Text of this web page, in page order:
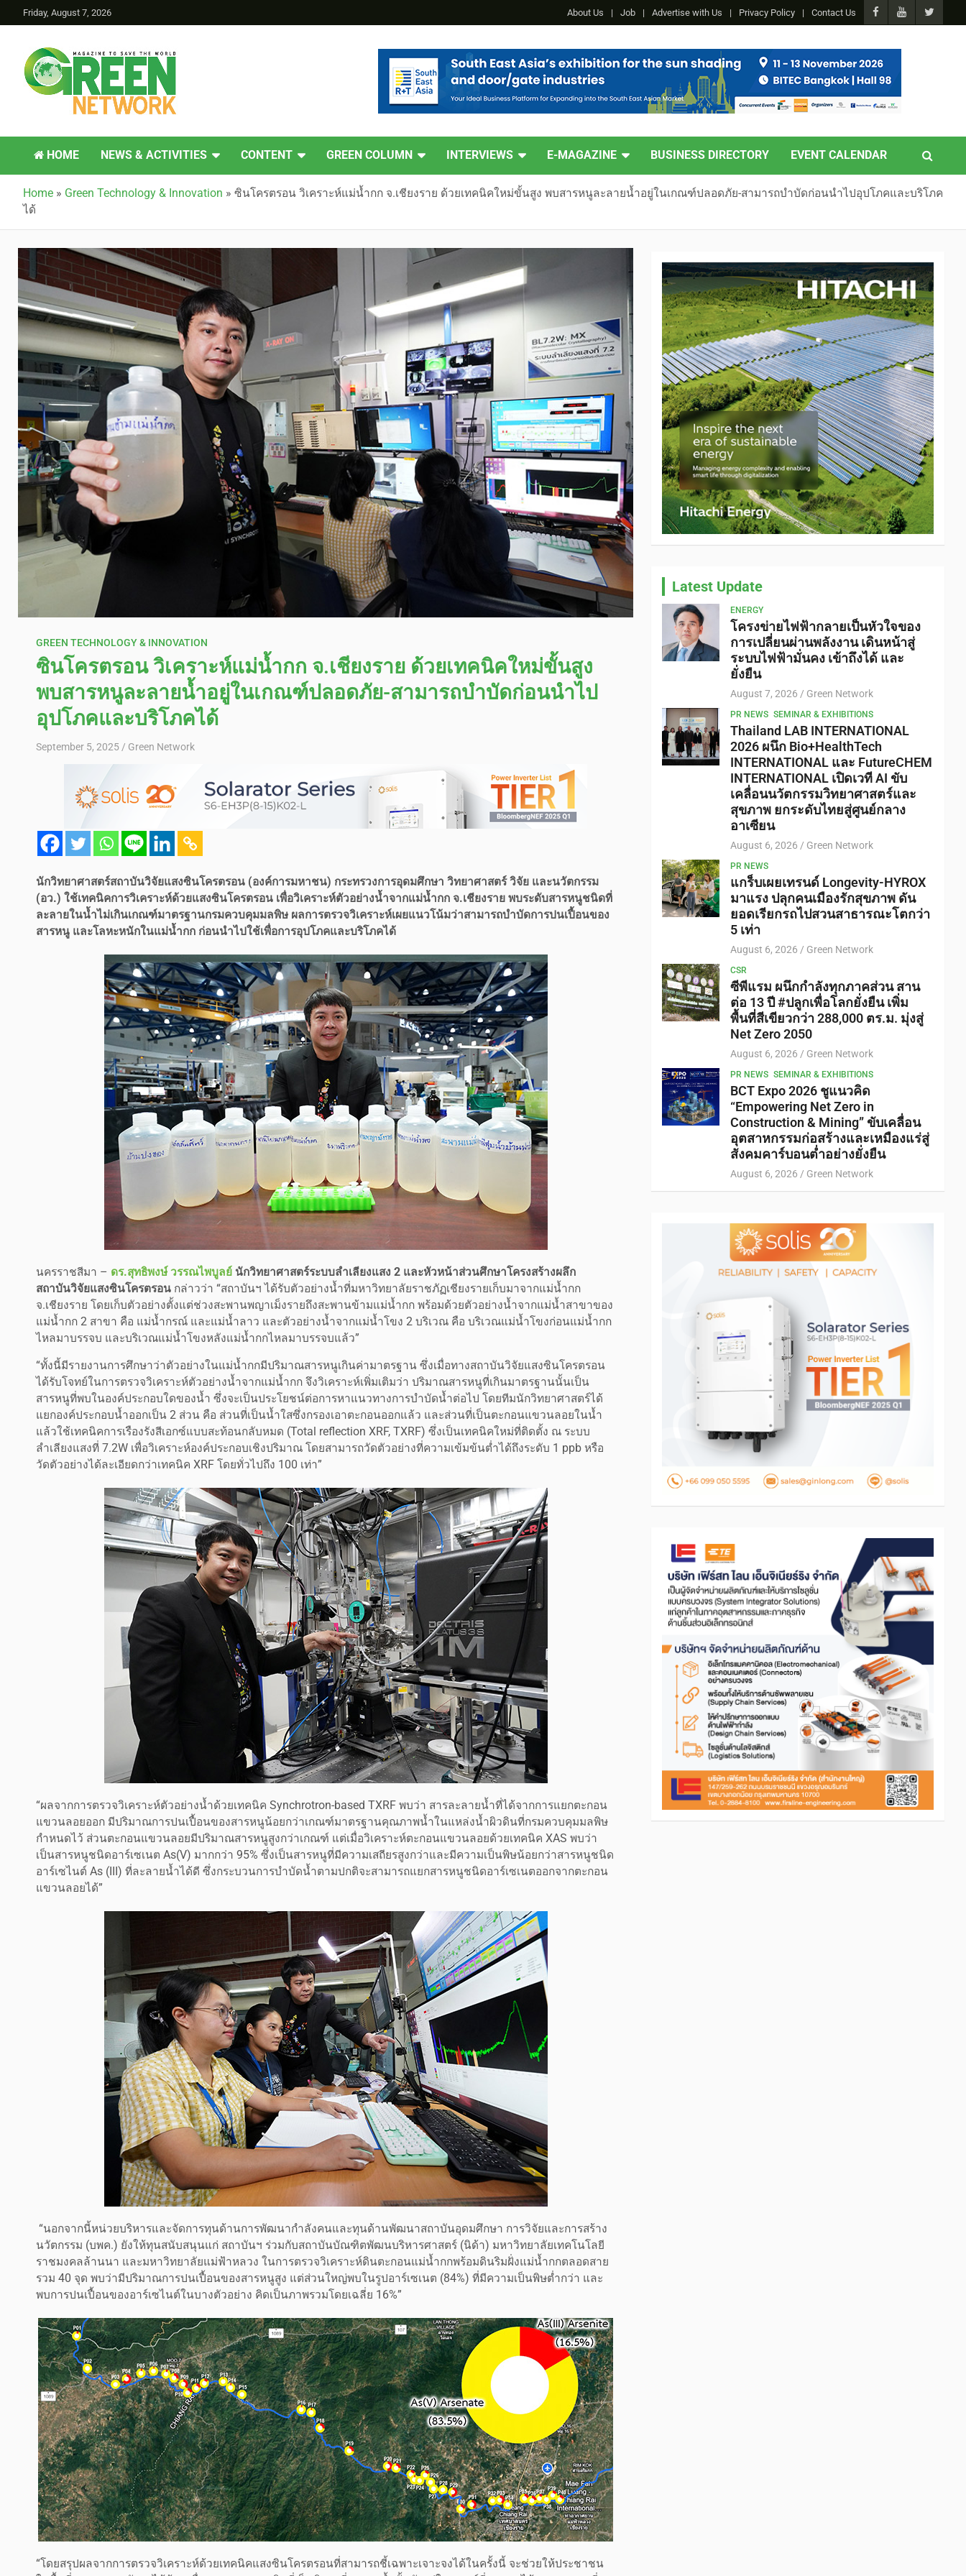
Friday, August 7, 2026 About Us Job Advertise with Us Privacy Policy Contact Us
Green Network
HOME NEWS & ACTIVITIES CONTENT GREEN COLUMN INTERVIEWS E-MAGAZINE BUSINESS DIRECTORY EVENT CALENDAR
Home » Green Technology & Innovation » ซินโครตรอน วิเคราะห์แม่น้ำกก จ.เชียงราย ด้วยเทคนิคใหม่ขั้นสูง พบสารหนูละลายน้ำอยู่ในเกณฑ์ปลอดภัย-สามารถบำบัดก่อนนำไปอุปโภคและบริโภค
ได้
GREEN TECHNOLOGY & INNOVATION
ซินโครตรอน วิเคราะห์แม่น้ำกก จ.เชียงราย ด้วยเทคนิคใหม่ขั้นสูง
พบสารหนูละลายน้ำอยู่ในเกณฑ์ปลอดภัย-สามารถบำบัดก่อนนำไป
อุปโภคและบริโภคได้
September 5, 2025 Green Network
นักวิทยาศาสตร์สถาบันวิจัยแสงซินโครตรอน (องค์การมหาชน) กระทรวงการอุดมศึกษา วิทยาศาสตร์ วิจัย และนวัตกรรม
(อว.) ใช้เทคนิคการวิเคราะห์ด้วยแสงซินโครตรอน เพื่อวิเคราะห์ตัวอย่างน้ำจากแม่น้ำกก จ.เชียงราย พบระดับสารหนูชนิดที่
ละลายในน้ำไม่เกินเกณฑ์มาตรฐานกรมควบคุมมลพิษ ผลการตรวจวิเคราะห์เผยแนวโน้มว่าสามารถบำบัดการปนเปื้อนของ
สารหนู และโลหะหนักในแม่น้ำกก ก่อนนำไปใช้เพื่อการอุปโภคและบริโภคได้
นครราชสีมา – ดร.สุทธิพงษ์ วรรณไพบูลย์ นักวิทยาศาสตร์ระบบลำเลียงแสง 2 และหัวหน้าส่วนศึกษาโครงสร้างผลึก
สถาบันวิจัยแสงซินโครตรอน กล่าวว่า “สถาบันฯ ได้รับตัวอย่างน้ำที่มหาวิทยาลัยราชภัฏเชียงรายเก็บมาจากแม่น้ำกก
จ.เชียงราย โดยเก็บตัวอย่างตั้งแต่ช่วงสะพานพญาเม็งรายถึงสะพานข้ามแม่น้ำกก พร้อมด้วยตัวอย่างน้ำจากแม่น้ำสาขาของ
แม่น้ำกก 2 สาขา คือ แม่น้ำกรณ์ และแม่น้ำลาว และตัวอย่างน้ำจากแม่น้ำโขง 2 บริเวณ คือ บริเวณแม่น้ำโขงก่อนแม่น้ำกก
ไหลมาบรรจบ และบริเวณแม่น้ำโขงหลังแม่น้ำกกไหลมาบรรจบแล้ว”
“ทั้งนี้มีรายงานการศึกษาว่าตัวอย่างในแม่น้ำกกมีปริมาณสารหนูเกินค่ามาตรฐาน ซึ่งเมื่อทางสถาบันวิจัยแสงซินโครตรอน
ได้รับโจทย์ในการตรวจวิเคราะห์ตัวอย่างน้ำจากแม่น้ำกก จึงวิเคราะห์เพิ่มเติมว่า ปริมาณสารหนูที่เกินมาตรฐานนั้นเป็น
สารหนูที่พบในองค์ประกอบใดของน้ำ ซึ่งจะเป็นประโยชน์ต่อการหาแนวทางการบำบัดน้ำต่อไป โดยทีมนักวิทยาศาสตร์ได้
แยกองค์ประกอบน้ำออกเป็น 2 ส่วน คือ ส่วนที่เป็นน้ำใสซึ่งกรองเอาตะกอนออกแล้ว และส่วนที่เป็นตะกอนแขวนลอยในน้ำ
แล้วใช้เทคนิคการเรืองรังสีเอกซ์แบบสะท้อนกลับหมด (Total reflection XRF, TXRF) ซึ่งเป็นเทคนิคใหม่ที่ติดตั้ง ณ ระบบ
ลำเลียงแสงที่ 7.2W เพื่อวิเคราะห์องค์ประกอบเชิงปริมาณ โดยสามารถวัดตัวอย่างที่ความเข้มข้นต่ำได้ถึงระดับ 1 ppb หรือ
วัดตัวอย่างได้ละเอียดกว่าเทคนิค XRF โดยทั่วไปถึง 100 เท่า”
“ผลจากการตรวจวิเคราะห์ตัวอย่างน้ำด้วยเทคนิค Synchrotron-based TXRF พบว่า สารละลายน้ำที่ได้จากการแยกตะกอน
แขวนลอยออก มีปริมาณการปนเปื้อนของสารหนูน้อยกว่าเกณฑ์มาตรฐานคุณภาพน้ำในแหล่งน้ำผิวดินที่กรมควบคุมมลพิษ
กำหนดไว้ ส่วนตะกอนแขวนลอยมีปริมาณสารหนูสูงกว่าเกณฑ์ แต่เมื่อวิเคราะห์ตะกอนแขวนลอยด้วยเทคนิค XAS พบว่า
เป็นสารหนูชนิดอาร์เซเนต As(V) มากกว่า 95% ซึ่งเป็นสารหนูที่มีความเสถียรสูงกว่าและมีความเป็นพิษน้อยกว่าสารหนูชนิด
อาร์เซไนต์ As (III) ที่ละลายน้ำได้ดี ซึ่งกระบวนการบำบัดน้ำตามปกติจะสามารถแยกสารหนูชนิดอาร์เซเนตออกจากตะกอน
แขวนลอยได้”
“นอกจากนี้หน่วยบริหารและจัดการทุนด้านการพัฒนากำลังคนและทุนด้านพัฒนาสถาบันอุดมศึกษา การวิจัยและการสร้าง
นวัตกรรม (บพค.) ยังให้ทุนสนับสนุนแก่ สถาบันฯ ร่วมกับสถาบันบัณฑิตพัฒนบริหารศาสตร์ (นิด้า) มหาวิทยาลัยเทคโนโลยี
ราชมงคลล้านนา และมหาวิทยาลัยแม่ฟ้าหลวง ในการตรวจวิเคราะห์ดินตะกอนแม่น้ำกกพร้อมดินริมฝั่งแม่น้ำกกตลอดสาย
รวม 40 จุด พบว่ามีปริมาณการปนเปื้อนของสารหนูสูง แต่ส่วนใหญ่พบในรูปอาร์เซเนต (84%) ที่มีความเป็นพิษต่ำกว่า และ
พบการปนเปื้อนของอาร์เซไนต์ในบางตัวอย่าง คิดเป็นภาพรวมโดยเฉลี่ย 16%”
“โดยสรุปผลจากการตรวจวิเคราะห์ด้วยเทคนิคแสงซินโครตรอนที่สามารถชี้เฉพาะเจาะจงได้ในครั้งนี้ จะช่วยให้ประชาชน
Latest Update
ENERGY
โครงข่ายไฟฟ้ากลายเป็นหัวใจของ
การเปลี่ยนผ่านพลังงาน เดินหน้าสู่
ระบบไฟฟ้ามั่นคง เข้าถึงได้ และ
ยั่งยืน
August 7, 2026 Green Network
PR NEWS SEMINAR & EXHIBITIONS
Thailand LAB INTERNATIONAL
2026 ผนึก Bio+HealthTech
INTERNATIONAL และ FutureCHEM
INTERNATIONAL เปิดเวที AI ขับ
เคลื่อนนวัตกรรมวิทยาศาสตร์และ
สุขภาพ ยกระดับไทยสู่ศูนย์กลาง
อาเซียน
August 6, 2026 Green Network
PR NEWS
แกร็บเผยเทรนด์ Longevity-HYROX
มาแรง ปลุกคนเมืองรักสุขภาพ ดัน
ยอดเรียกรถไปสวนสาธารณะโตกว่า
5 เท่า
August 6, 2026 Green Network
CSR
ซีพีแรม ผนึกกำลังทุกภาคส่วน สาน
ต่อ 13 ปี #ปลูกเพื่อโลกยั่งยืน เพิ่ม
พื้นที่สีเขียวกว่า 288,000 ตร.ม. มุ่งสู่
Net Zero 2050
August 6, 2026 Green Network
PR NEWS SEMINAR & EXHIBITIONS
BCT Expo 2026 ชูแนวคิด
“Empowering Net Zero in
Construction & Mining” ขับเคลื่อน
อุตสาหกรรมก่อสร้างและเหมืองแร่สู่
สังคมคาร์บอนต่ำอย่างยั่งยืน
August 6, 2026 Green Network